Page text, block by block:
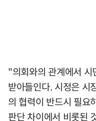
"의회와의 관계에서
받아들인다. 시정은 시
의 협력이 반드시 필요
판단 차이에서 비롯된